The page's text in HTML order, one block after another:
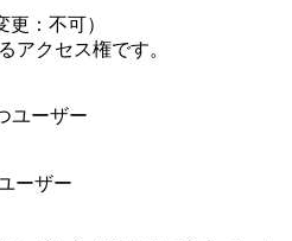
更： 不可）
アクセス権です。
ユーザー
ーザー